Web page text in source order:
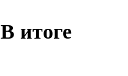
В итоге